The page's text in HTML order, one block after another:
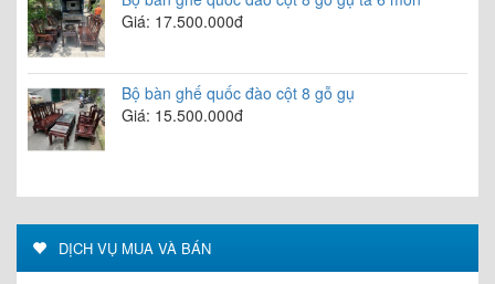
Giá: 17.500.000đ
Bộ bàn ghế quốc đào cột 8 gỗ gụ
Giá: 15.500.000đ
DỊCH VỤ MUA VÀ BÁN